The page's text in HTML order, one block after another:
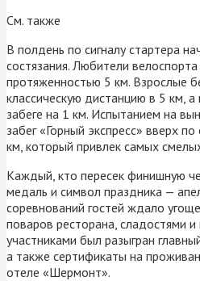
См. также
В полдень по сигналу стартера
состязания. Любители
протяженностью 5 км. Взрослые
классическую дистанцию в 5 км,
забеге на 1 км. Испытанием на
забег «Горный экспресс» вверх
км, который привлек самых
Каждый, кто пересек финишную
медаль и символ праздника —
соревнований гостей ждало
поваров ресторана, сладостями
участниками был разыгран
а также сертификаты на
отеле «Шермонт».